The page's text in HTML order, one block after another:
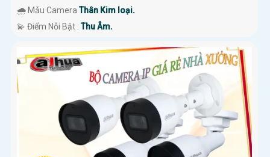
🌧️ Mẫu CameraThân Kim loại.
️💫 Điểm Nỗi Bật :Thu Âm.